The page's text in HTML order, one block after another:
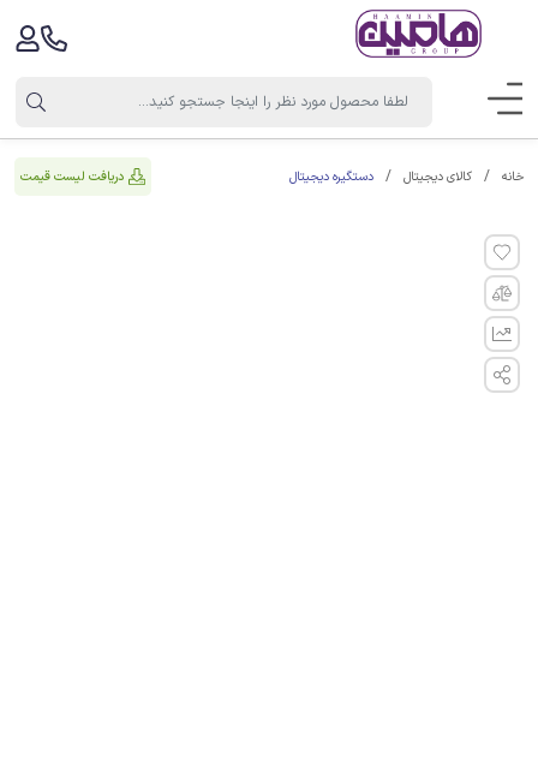
خانه کالای دیجیتال دستگیره دیجیتال دریافت لیست قیمت